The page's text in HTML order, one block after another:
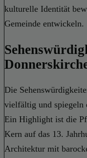
kulturelle Identität
Gemeinde entwickeln.
Die
vielfältig und spiegeln
Ein Highlight ist die
Kern auf das 13.
Architektur mit